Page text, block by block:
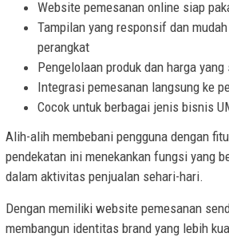
Website pemesanan online siap
Tampilan yang responsif dan
perangkat
Pengelolaan produk dan harga yang
Integrasi pemesanan langsung ke
Cocok untuk berbagai jenis bisnis
Alih-alih membebani pengguna dengan
pendekatan ini menekankan fungsi yang
dalam aktivitas penjualan sehari-hari.
Dengan memiliki website pemesanan
membangun identitas brand yang lebih